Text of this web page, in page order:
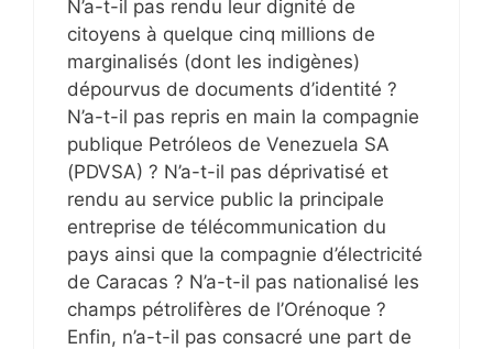
N’a-t-il pas rendu leur dignité de
citoyens à quelque cinq millions de
marginalisés (dont les indigènes)
dépourvus de documents d’identité ?
N’a-t-il pas repris en main la compagnie
publique Petróleos de Venezuela SA
(PDVSA) ? N’a-t-il pas déprivatisé et
rendu au service public la principale
entreprise de télécommunication du
pays ainsi que la compagnie d’électricité
de Caracas ? N’a-t-il pas nationalisé les
champs pétrolifères de l’Orénoque ?
Enfin, n’a-t-il pas consacré une part de